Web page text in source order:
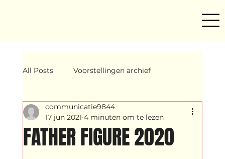
All Posts Voorstellingen archief
Mind ur step Amira
FATHER FIGURE 2020
communicatie9844
17 jun 2021 4 minuten om te lezen